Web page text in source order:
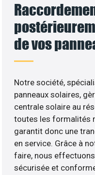
de vos
Notre société,
panneaux solaires,
centrale solaire au
toutes les formalités
garantit donc une
en service. Grâce à
faire, nous
sécurisée et